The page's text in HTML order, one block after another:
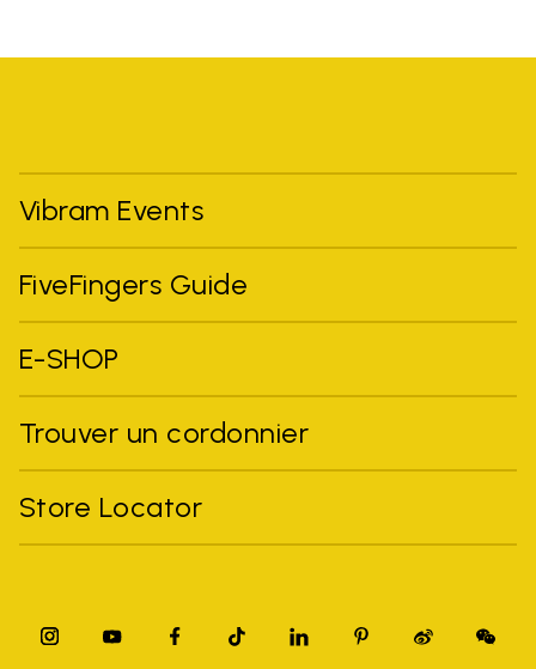
Vibram Events
FiveFingers Guide
E-SHOP
Trouver un cordonnier
Store Locator